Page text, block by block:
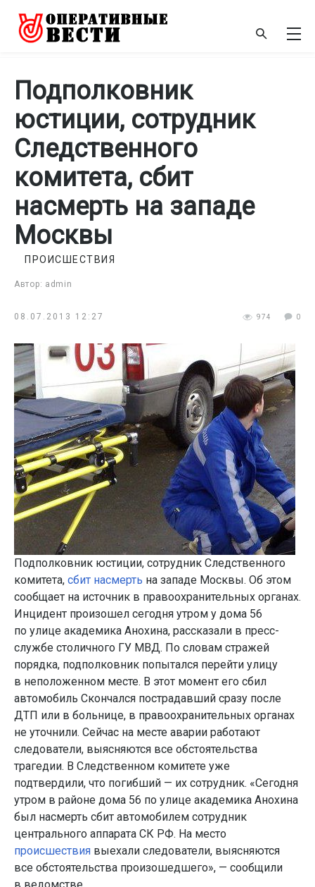
Подполковник
юстиции, сотрудник
Следственного
комитета, сбит
насмерть на западе
Москвы
Автор: admin
ПРОИСШЕСТВИЯ
08.07.2013 12:27 974 0
Подполковник юстиции, сотрудник Следственного
комитета, сбит насмерть на западе Москвы. Об этом
сообщает на источник в правоохранительных органах.
Инцидент произошел сегодня утром у дома 56
по улице академика Анохина, рассказали в пресс-
службе столичного ГУ МВД. По словам стражей
порядка, подполковник попытался перейти улицу
в неположенном месте. В этот момент его сбил
автомобиль Скончался пострадавший сразу после
ДТП или в больнице, в правоохранительных органах
не уточнили. Сейчас на месте аварии работают
следователи, выясняются все обстоятельства
трагедии. В Следственном комитете уже
подтвердили, что погибший — их сотрудник. «Сегодня
утром в районе дома 56 по улице академика Анохина
был насмерть сбит автомобилем сотрудник
центрального аппарата СК РФ. На место
происшествия выехали следователи, выясняются
все обстоятельства произошедшего», — сообщили